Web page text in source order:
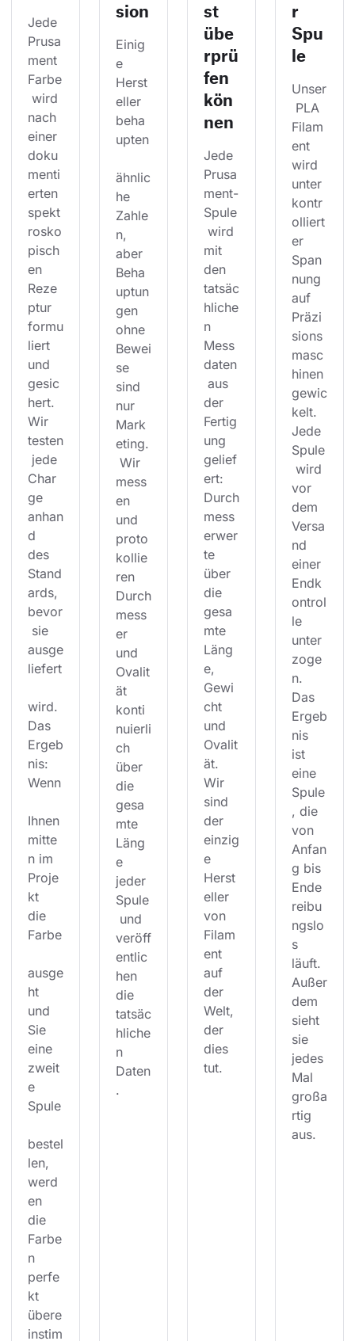
Jede
Prusa
ment
Farbe
wird
nach
einer
doku
menti
erten
spekt
rosko
pisch
en
Reze
ptur
formu
liert
und
gesic
hert.
Wir
testen
jede
Char
ge
anhan
d
des
Stand
ards,
bevor
sie
ausge
liefert
wird.
Das
Ergeb
nis:
Wenn
Ihnen
mitte
n im
Proje
kt
die
Farbe
ausge
ht
und
Sie
eine
zweit
e
Spule
bestel
len,
werd
en
die
Farbe
n
perfe
kt
übere
instim
sion
Einig
e
Herst
eller
beha
upten
ähnlic
he
Zahle
n,
aber
Beha
uptun
gen
ohne
Bewei
se
sind
nur
Mark
eting.
Wir
mess
en
und
proto
kollie
ren
Durch
mess
er
und
Ovalit
ät
konti
nuierli
ch
über
die
gesa
mte
Läng
e
jeder
Spule
und
veröff
entlic
hen
die
tatsäc
hliche
n
Daten
.
st
übe
rprü
fen
kön
nen
Jede
Prusa
ment-
Spule
wird
mit
den
tatsäc
hliche
n
Mess
daten
aus
der
Fertig
ung
gelief
ert:
Durch
mess
erwer
te
über
die
gesa
mte
Läng
e,
Gewi
cht
und
Ovalit
ät.
Wir
sind
der
einzig
e
Herst
eller
von
Filam
ent
auf
der
Welt,
der
dies
tut.
r
Spu
le
Unser
PLA
Filam
ent
wird
unter
kontr
olliert
er
Span
nung
auf
Präzi
sions
masc
hinen
gewic
kelt.
Jede
Spule
wird
vor
dem
Versa
nd
einer
Endk
ontrol
le
unter
zoge
n.
Das
Ergeb
nis
ist
eine
Spule
, die
von
Anfan
g bis
Ende
reibu
ngslo
s
läuft.
Außer
dem
sieht
sie
jedes
Mal
großa
rtig
aus.